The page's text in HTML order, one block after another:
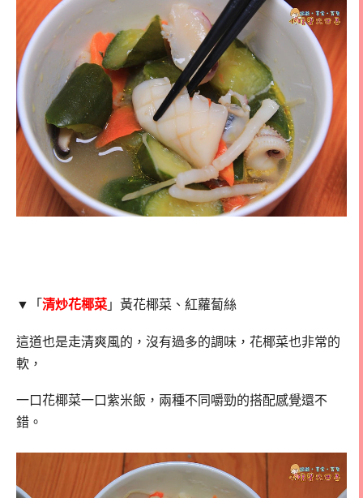
▼「清炒花椰菜」黃花椰菜、紅蘿蔔絲
這道也是走清爽風的，沒有過多的調味，花椰菜也非常的
軟，
一口花椰菜一口紫米飯，兩種不同嚼勁的搭配感覺還不
錯。